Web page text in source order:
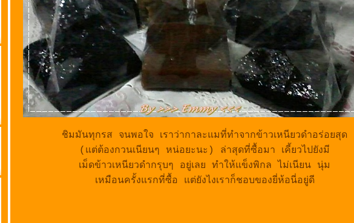
ชิมมันทุกรส จนพอใจ เราว่ากาละแมที่ทำจากข้าวเหนียวดำอร่อยสุด
(แต่ต้องกวนเนียนๆ หน่อยะนะ) ล่าสุดที่ซื้อมา เคี้ยวไปยังมี
เม็ดข้าวเหนียวดำกรุบๆ อยู่เลย ทำให้แข็งพิกล ไม่เนียน นุ่ม
เหมือนครั้งแรกที่ซื้อ แต่ยังไงเราก็ชอบของยี่ห้อนี่อยู่ดี